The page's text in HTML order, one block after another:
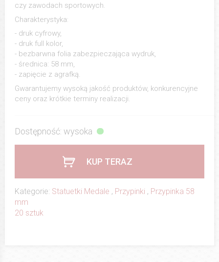
czy zawodach sportowych.
Charakterystyka:
- druk cyfrowy,
- druk full kolor,
- bezbarwna folia zabezpieczająca wydruk,
- średnica: 58 mm,
- zapięcie z agrafką.
Gwarantujemy wysoką jakość produktów, konkurencyjne
ceny oraz krótkie terminy realizacji.
Dostępność: wysoka
KUP TERAZ
Kategorie: Statuetki Medale , Przypinki , Przypinka 58
mm
20 sztuk